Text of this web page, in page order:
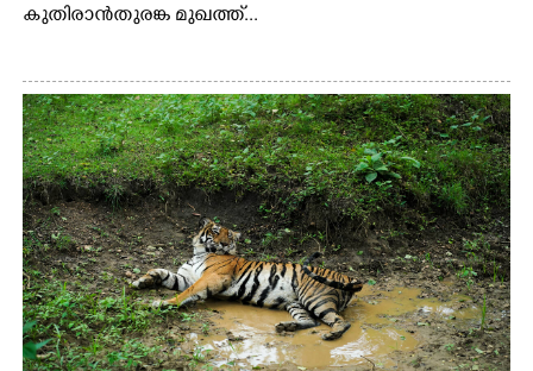
കുതിരാൻതുരങ്ക മുഖത്ത്...